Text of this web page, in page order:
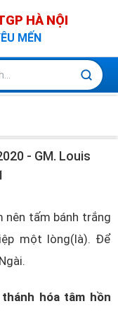
HÀ NỘI
MẾN
- GM. Louis
nên tấm bánh trắng
một lòng(là). Để
hóa tâm hồn